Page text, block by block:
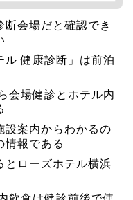
断会場だと確認でき
ル 健康診断」は前泊
会場健診とホテル内
設案内からわかるの
情報である
とローズホテル横浜